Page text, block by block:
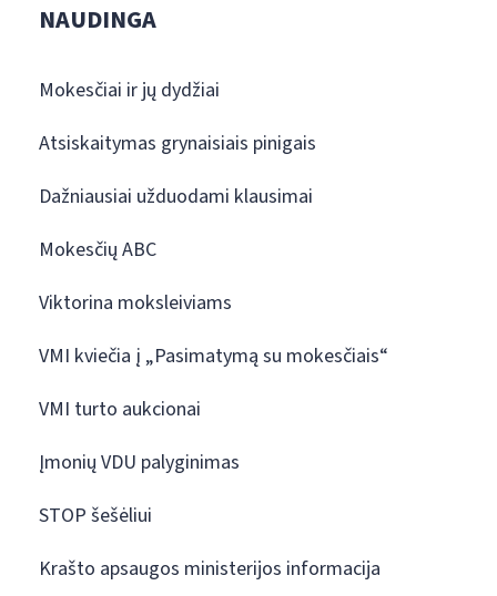
NAUDINGA
Mokesčiai ir jų dydžiai
Atsiskaitymas grynaisiais pinigais
Dažniausiai užduodami klausimai
Mokesčių ABC
Viktorina moksleiviams
VMI kviečia į „Pasimatymą su mokesčiais“
VMI turto aukcionai
Įmonių VDU palyginimas
STOP šešėliui
Krašto apsaugos ministerijos informacija